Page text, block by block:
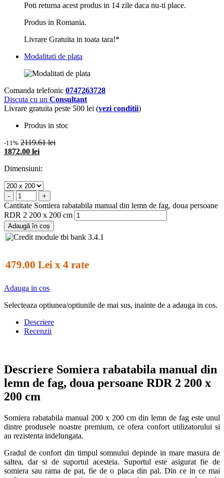
Poti returna acest produs in 14 zile daca nu-ti place.
Produs in Romania.
Livrare Gratuita in toata tara!*
Modalitati de plata
Comanda telefonic 0747263728
Discuta cu un Consultant
Livrare gratuita peste 500 lei (vezi conditii)
Produs in stoc
-11% 2119.61 lei
1872.00 lei
Dimensiuni:
- +
Cantitate Somiera rabatabila manual din lemn de fag, doua persoane
RDR 2 200 x 200 cm
Adaugă în coș
479.00 Lei x 4 rate
Adauga in cos
Selecteaza optiunea/optiunile de mai sus, inainte de a adauga in cos.
Descriere
Recenzii
Descriere Somiera rabatabila manual din
lemn de fag, doua persoane RDR 2 200 x
200 cm
Somiera rabatabila manual 200 x 200 cm din lemn de fag este unul
dintre produsele noastre premium, ce ofera confort utilizatorului si
au rezistenta indelungata.
Gradul de confort din timpul somnului depinde in mare masura de
saltea, dar si de suportul acesteia. Suportul este asigurat fie de
somiera sau rama de pat, fie de o placa din pal. Din ce in ce mai